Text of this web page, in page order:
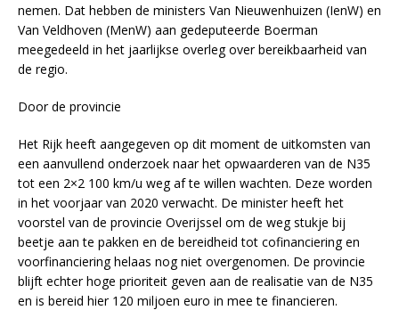
nemen. Dat hebben de ministers Van Nieuwenhuizen (IenW) en
Van Veldhoven (MenW) aan gedeputeerde Boerman
meegedeeld in het jaarlijkse overleg over bereikbaarheid van
de regio.
Door de provincie
Het Rijk heeft aangegeven op dit moment de uitkomsten van
een aanvullend onderzoek naar het opwaarderen van de N35
tot een 2×2 100 km/u weg af te willen wachten. Deze worden
in het voorjaar van 2020 verwacht. De minister heeft het
voorstel van de provincie Overijssel om de weg stukje bij
beetje aan te pakken en de bereidheid tot cofinanciering en
voorfinanciering helaas nog niet overgenomen. De provincie
blijft echter hoge prioriteit geven aan de realisatie van de N35
en is bereid hier 120 miljoen euro in mee te financieren.